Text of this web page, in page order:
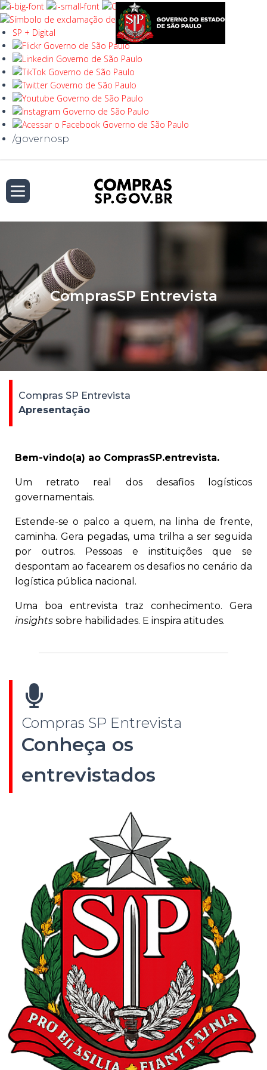
SP + Digital
/governosp
ComprasSP Entrevista
Compras SP Entrevista
Apresentação
Bem-vindo(a) ao ComprasSP.entrevista.
Um retrato real dos desafios logísticos
governamentais.
Estende-se o palco a quem, na linha de frente,
caminha. Gera pegadas, uma trilha a ser seguida
por outros. Pessoas e instituições que se
despontam ao facearem os desafios no cenário da
logística pública nacional.
Uma boa entrevista traz conhecimento. Gera
insights sobre habilidades. E inspira atitudes.
Compras SP Entrevista
Conheça os
entrevistados